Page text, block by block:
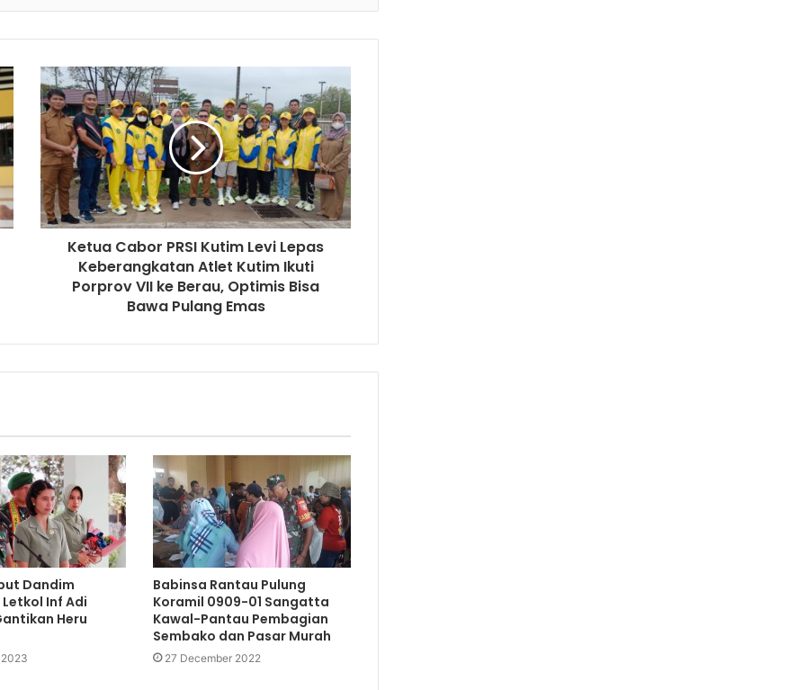
Ketua Cabor PRSI Kutim Levi Lepas
Keberangkatan Atlet Kutim Ikuti
Porprov VII ke Berau, Optimis Bisa
Bawa Pulang Emas
Dandim
Inf Adi
Heru
Babinsa Rantau Pulung
Koramil 0909-01 Sangatta
Kawal-Pantau Pembagian
Sembako dan Pasar Murah
27 December 2022